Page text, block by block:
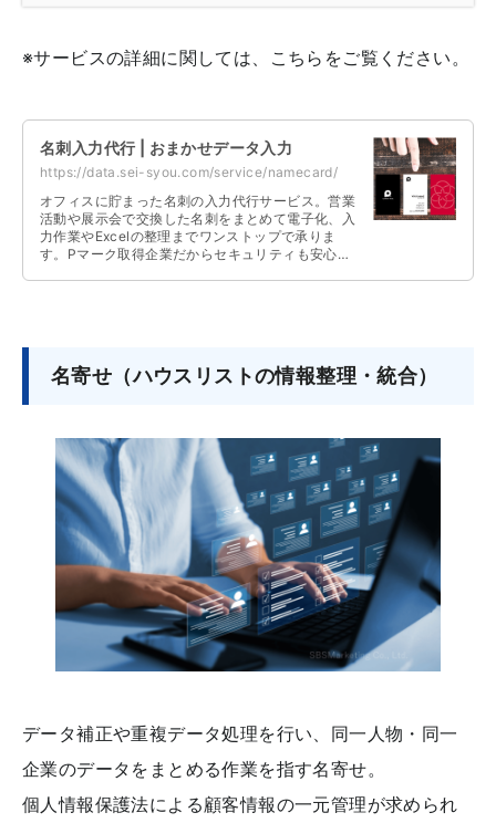
※サービスの詳細に関しては、こちらをご覧ください。
名刺入力代行 | おまかせデータ入力
https://data.sei-syou.com/service/namecard/
オフィスに貯まった名刺の入力代行サービス。営業
活動や展示会で交換した名刺をまとめて電子化、入
力作業やExcelの整理までワンストップで承りま
す。Pマーク取得企業だからセキュリティも安心。
名寄せ（ハウスリストの情報整理・統合）
データ補正や重複データ処理を行い、同一人物・同一
企業のデータをまとめる作業を指す名寄せ。
個人情報保護法による顧客情報の一元管理が求められ